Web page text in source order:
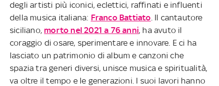
degli artisti più iconici, eclettici, raffinati e influenti
della musica italiana: Franco Battiato . Il cantautore
siciliano, morto nel 2021 a 76 anni, ha avuto il
coraggio di osare, sperimentare e innovare. E ci ha
lasciato un patrimonio di album e canzoni che
spazia tra generi diversi, unisce musica e spiritualità,
va oltre il tempo e le generazioni. I suoi lavori hanno